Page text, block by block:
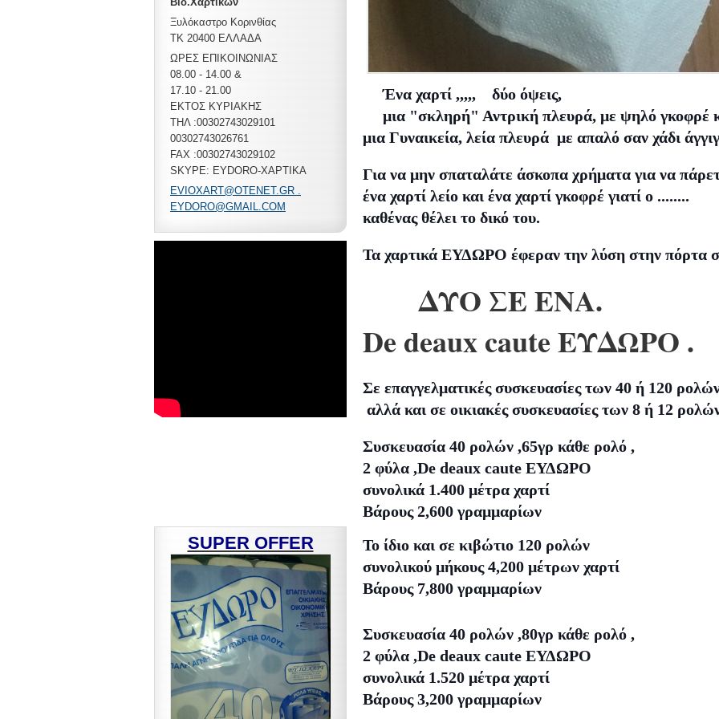
Ένα χαρτί ,,,,, δύο όψεις,
μια "σκληρή" Αντρική πλευρά, με ψηλό γκοφρέ
μια Γυναικεία, λεία πλευρά με απαλό σαν χάδι
Για να μην σπαταλάτε άσκοπα χρήματα για να
ένα χαρτί λείο και ένα χαρτί γκοφρέ γιατί ο ........
καθένας θέλει το δικό του.
Τα χαρτικά ΕΥΔΩΡΟ έφεραν την λύση στην πόρτα
ΔΥΟ ΣΕ ΕΝΑ.
De deaux caute ΕΥΔΩΡΟ .
Σε επαγγελματικές συσκευασίες των 40 ή 120
αλλά και σε οικιακές συσκευασίες των 8 ή 12
Συσκευασία 40 ρολών ,65γρ κάθε ρολό ,
2 φύλα ,De deaux caute ΕΥΔΩΡΟ
συνολικά 1.400 μέτρα χαρτί
Βάρους 2,600 γραμμαρίων
Το ίδιο και σε κιβώτιο 120 ρολών
συνολικού μήκους 4,200 μέτρων χαρτί
Βάρους 7,800 γραμμαρίων
Συσκευασία 40 ρολών ,80γρ κάθε ρολό ,
2 φύλα ,De deaux caute ΕΥΔΩΡΟ
συνολικά 1.520 μέτρα χαρτί
Βάρους 3,200 γραμμαρίων
Ξυλόκαστρο Κορινθίας
ΤΚ 20400 ΕΛΛΑΔΑ
ΩΡΕΣ ΕΠΙΚΟΙΝΩΝΙΑΣ
08.00 - 14.00 &
17.10 - 21.00
ΕΚΤΟΣ ΚΥΡΙΑΚΗΣ
ΤΗΛ :00302743029101
00302743026761
FAX :00302743029102
SKYPE: EYDORO-XAPTIKA
EVIOXART@OTENET.GR .
EYDORO@GMAIL.COM
SUPER OFFER